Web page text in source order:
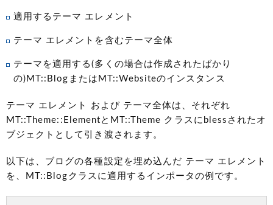
適用するテーマ エレメント
テーマ エレメントを含むテーマ全体
テーマを適用する(多くの場合は作成されたばかり
の)MT::BlogまたはMT::Websiteのインスタンス
テーマ エレメント および テーマ全体は、それぞれ
MT::Theme::ElementとMT::Theme クラスにblessされたオ
ブジェクトとして引き渡されます。
以下は、ブログの各種設定を埋め込んだ テーマ エレメント
を、MT::Blogクラスに適用するインポータの例です。